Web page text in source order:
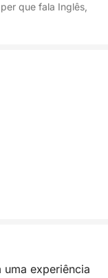
que fala Inglês,
uma experiência